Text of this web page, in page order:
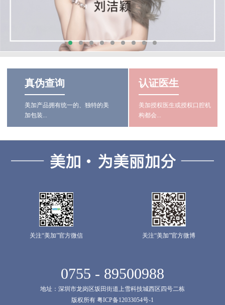
真伪查询
美加产品拥有统一的、独特的美
加包装...
认证医生
美加授权医生或授权口腔机
构都会...
关注“美加”官方微信 关注“美加”官方微博
0755 - 89500988
地址：深圳市龙岗区坂田街道上雪科技城西区四号二栋
版权所有 粤ICP备12033054号-1